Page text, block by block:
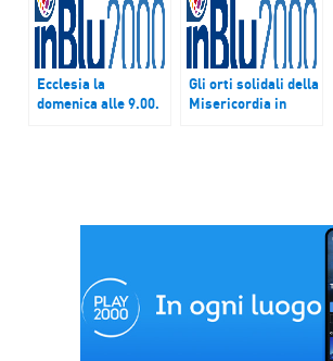
Ecclesia la
domenica alle 9.00.
Gli orti solidali della
Misericordia in